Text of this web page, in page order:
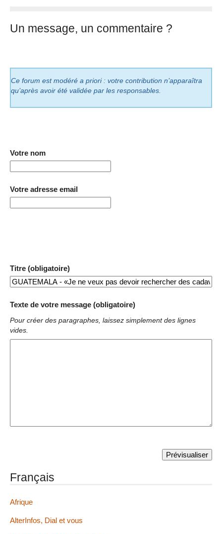
Un message, un commentaire ?
Ce forum est modéré a priori : votre contribution n’apparaîtra
qu’après avoir été validée par les responsables.
Votre nom
Votre adresse email
Titre (obligatoire)
Texte de votre message (obligatoire)
Pour créer des paragraphes, laissez simplement des lignes
vides.
Français
Afrique
AlterInfos, Dial et vous